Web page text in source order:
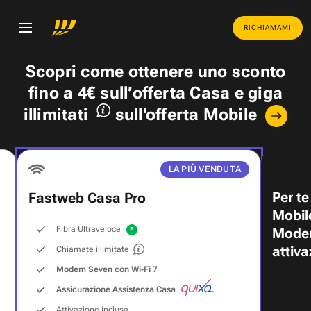
RICHIAMAMI
Scopri come ottenere uno sconto
fino a 4€ sull’offerta Casa egiga
illimitati
sull'offerta Mobile
LA PIÙ VENDUTA
Fastweb Casa Pro
Fibra Ultraveloce
Chiamate illimitate
Modem Seven con Wi‑Fi 7
Assicurazione Assistenza Casa
Per